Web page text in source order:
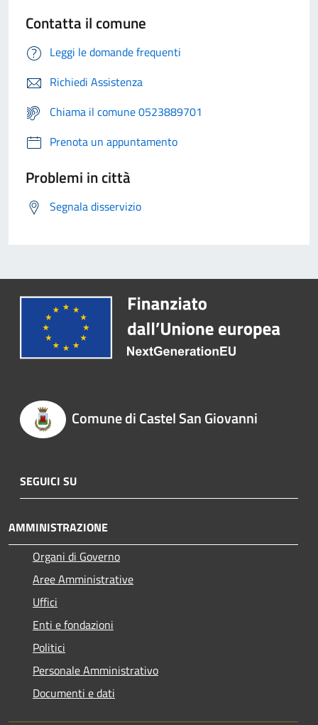
Contatta il comune
Leggi le domande frequenti
Richiedi Assistenza
Chiama il comune 0523889701
Prenota un appuntamento
Problemi in città
Segnala disservizio
Comune di Castel San Giovanni
SEGUICI SU
AMMINISTRAZIONE
Organi di Governo
Aree Amministrative
Uffici
Enti e fondazioni
Politici
Personale Amministrativo
Documenti e dati